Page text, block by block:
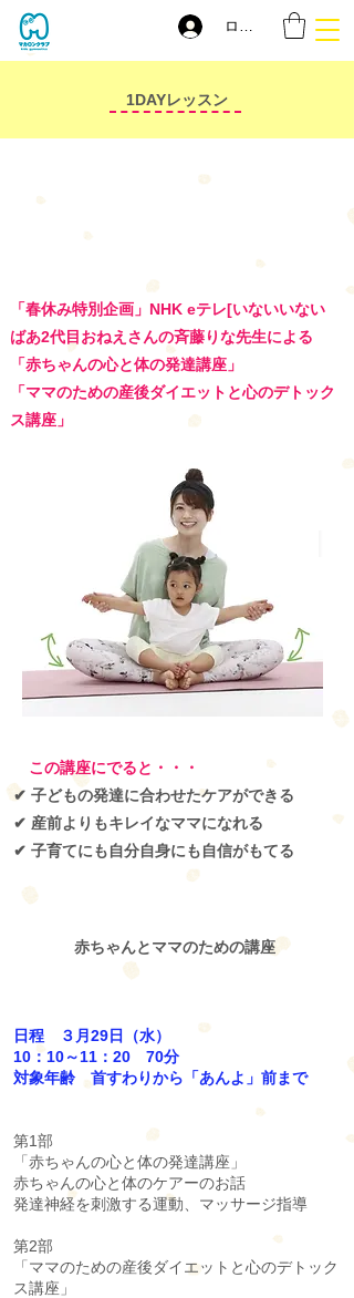
ログイン
1DAYレッスン
「春休み特別企画」NHK eテレ[いないいない
ばあ2代目おねえさんの斉藤りな先生による
「赤ちゃんの心と体の発達講座」
「ママのための産後ダイエットと心のデトック
ス講座」
この講座にでると・・・
✔ 子どもの発達に合わせたケアができる
✔ 産前よりもキレイなママになれる
✔ 子育てにも自分自身にも自信がもてる
赤ちゃんとママのための講座
日程 ３月29日（水）
10：10～11：20 70分
対象年齢 首すわりから「あんよ」前まで
第1部
「赤ちゃんの心と体の発達講座」
赤ちゃんの心と体のケアーのお話
発達神経を刺激する運動、マッサージ指導
第2部
「ママのための産後ダイエットと心のデトック
ス講座」